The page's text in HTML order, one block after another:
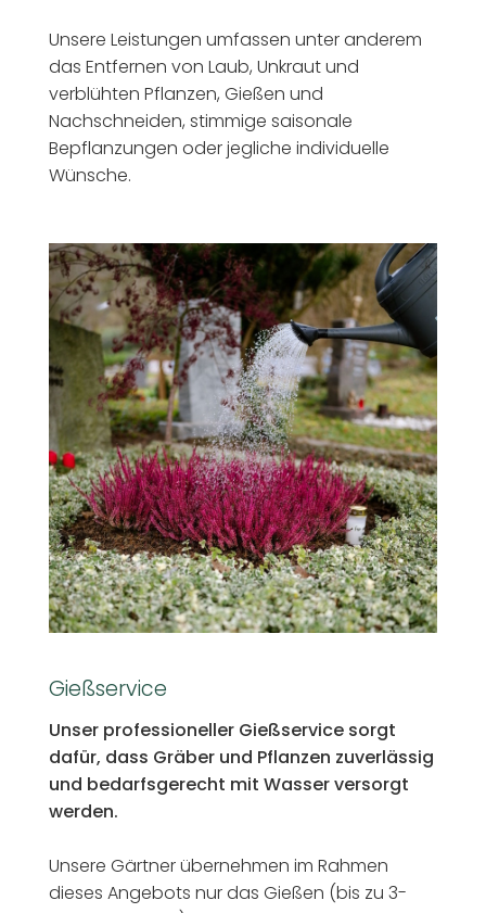
Unsere Leistungen umfassen unter anderem
das Entfernen von Laub, Unkraut und
verblühten Pflanzen, Gießen und
Nachschneiden, stimmige saisonale
Bepflanzungen oder jegliche individuelle
Wünsche.
Gießservice
Unser professioneller Gießservice sorgt
dafür, dass Gräber und Pflanzen zuverlässig
und bedarfsgerecht mit Wasser versorgt
werden.
Unsere Gärtner übernehmen im Rahmen
dieses Angebots nur das Gießen (bis zu 3-